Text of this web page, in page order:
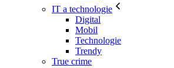
IT a technologie
Digital
Mobil
Technologie
Trendy
True crime